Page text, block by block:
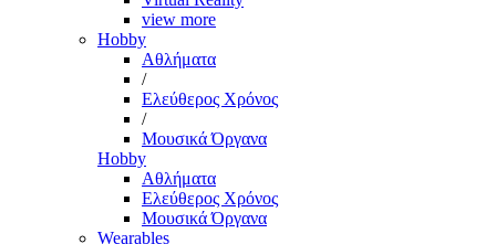
view more
Hobby
Αθλήματα
/
Ελεύθερος Χρόνος
/
Μουσικά Όργανα
Hobby
Αθλήματα
Ελεύθερος Χρόνος
Μουσικά Όργανα
Wearables